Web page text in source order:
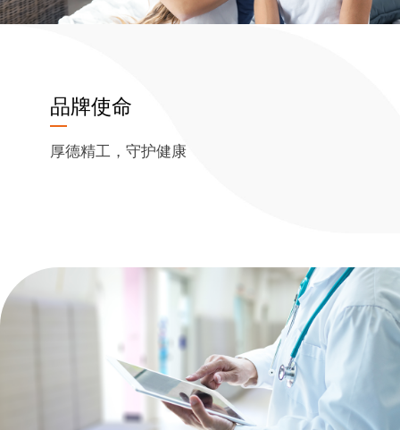
品牌使命
厚德精工，守护健康